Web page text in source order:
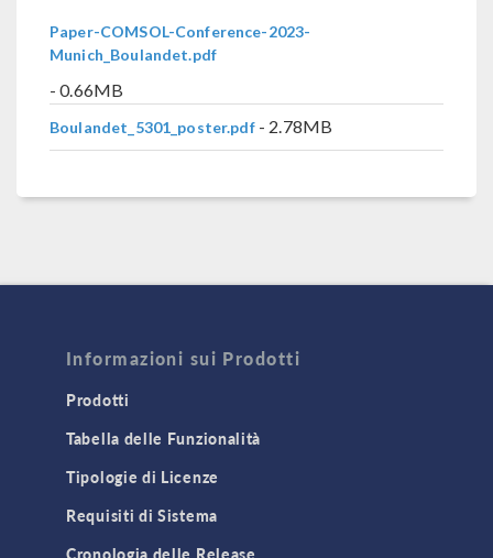
Paper-COMSOL-Conference-2023-
Munich_Boulandet.pdf
- 0.66MB
Boulandet_5301_poster.pdf- 2.78MB
Informazioni sui Prodotti
Prodotti
Tabella delle Funzionalità
Tipologie di Licenze
Requisiti di Sistema
Cronologia delle Release